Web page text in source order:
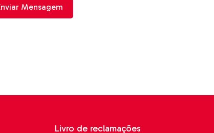
Livro de reclamações